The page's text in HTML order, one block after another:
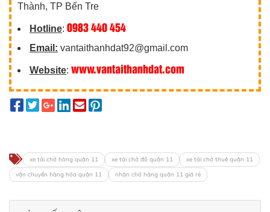
Thành, TP Bến Tre
Hotline: 0983 440 454
Email: vantaithanhdat92@gmail.com
Website: www.vantaithanhdat.com
xe tải chở hàng quận 11 xe tải chở đồ quận 11
xe tải chở thuê quận 11
vận chuyển hàng hóa quận 11
nhận chở hàng quận 11 giá rẻ